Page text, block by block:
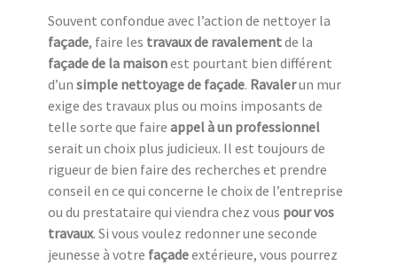
Souvent confondue avec l’action de nettoyer la
façade, faire les travaux de ravalementde la
façade de la maisonest pourtant bien différent
d’un simple nettoyage de façade. Ravalerun mur
exige des travaux plus ou moins imposants de
telle sorte que faire appel à un professionnel
serait un choix plus judicieux. Il est toujours de
rigueur de bien faire des recherches et prendre
conseil en ce qui concerne le choix de l’entreprise
ou du prestataire qui viendra chez vous pour vos
travaux. Si vous voulez redonner une seconde
jeunesse à votre façadeextérieure, vous pourrez